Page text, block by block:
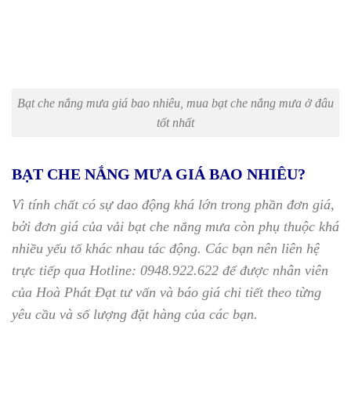
Bạt che nắng mưa giá bao nhiêu, mua bạt che nắng mưa ở đâu
tốt nhất
BẠT CHE NẮNG MƯA GIÁ BAO NHIÊU?
Vì tính chất có sự dao động khá lớn trong phần đơn giá,
bởi đơn giá của vải bạt che nắng mưa còn phụ thuộc khá
nhiều yếu tố khác nhau tác động. Các bạn nên liên hệ
trực tiếp qua Hotline: 0948.922.622 để được nhân viên
của Hoà Phát Đạt tư vấn và báo giá chi tiết theo từng
yêu cầu và số lượng đặt hàng của các bạn.